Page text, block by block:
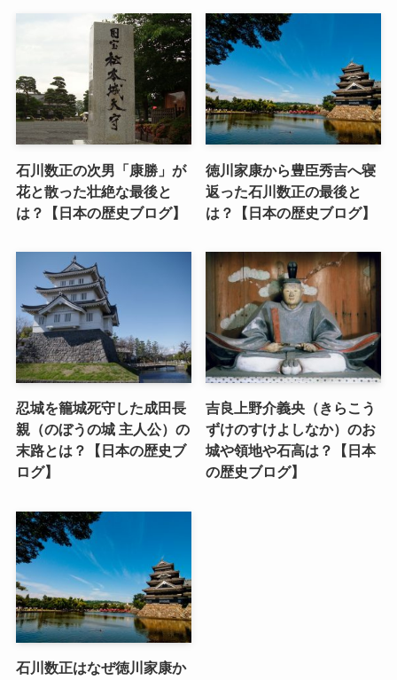
石川数正の次男「康勝」が
花と散った壮絶な最後と
は？【日本の歴史ブログ】
徳川家康から豊臣秀吉へ寝
返った石川数正の最後と
は？【日本の歴史ブログ】
忍城を籠城死守した成田長
親（のぼうの城 主人公）の
末路とは？【日本の歴史ブ
ログ】
吉良上野介義央（きらこう
ずけのすけよしなか）のお
城や領地や石高は？【日本
の歴史ブログ】
石川数正はなぜ徳川家康か